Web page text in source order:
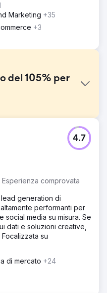
Marketing +35
+3
del 105% per
molti ostacoli
il prima possibile.
crescita,
di marketing. Non solo,
bassi e le relazioni con i
fin dall'inizio che il
concentrati sulla
dando priorità
La nostra
di Google Ads, il
e l'esecuzione di un
chiave e dell'analisi
il sito Web per
comprovata
4.7
generation di
performanti per
social media su misura. Se
dati e soluzioni creative,
su
di mercato +24